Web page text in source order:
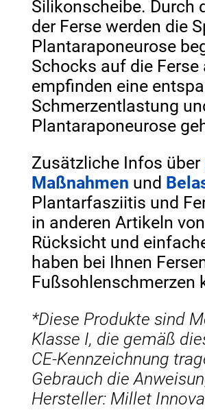
Silikonscheibe. Durch
der Ferse werden die
Plantaraponeurose
Schocks auf die
empfinden eine
Schmerzentlastung
Plantaraponeurose
Zusätzliche Infos über
Maßnahmen und
Plantarfasziitis und
in anderen Artikeln
Rücksicht und
haben bei Ihnen
Fußsohlenschmerzen
*Diese Produkte sind
Klasse I, die gemäß
CE-Kennzeichnung
Gebrauch die
Hersteller: Millet